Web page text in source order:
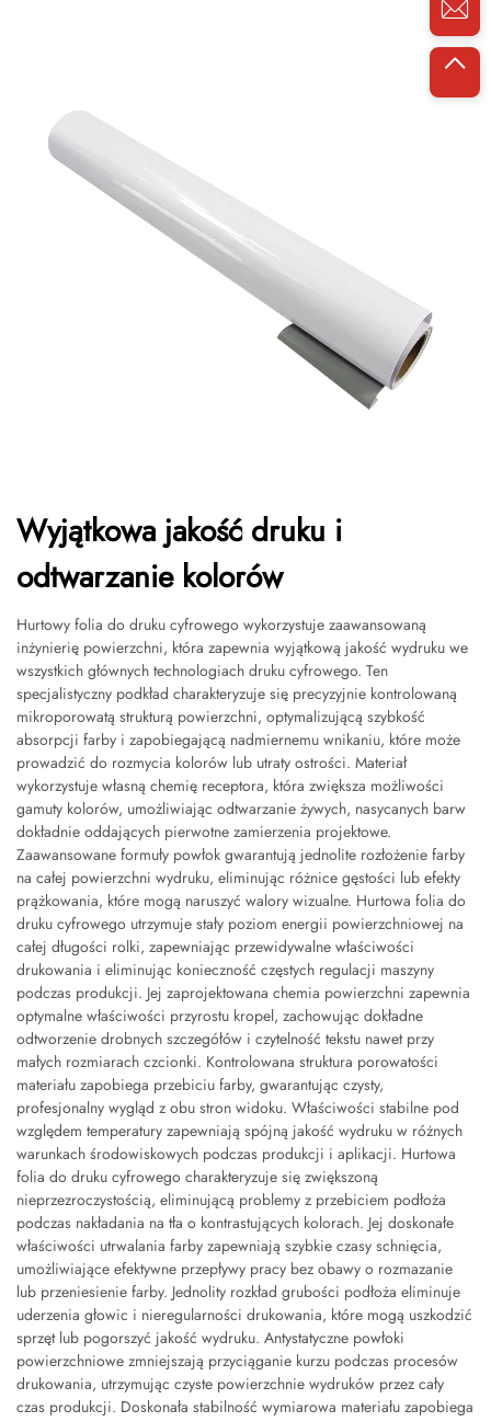
Wyjątkowa jakość druku i
odtwarzanie kolorów
Hurtowy folia do druku cyfrowego wykorzystuje zaawansowaną
inżynierię powierzchni, która zapewnia wyjątkową jakość wydruku we
wszystkich głównych technologiach druku cyfrowego. Ten
specjalistyczny podkład charakteryzuje się precyzyjnie kontrolowaną
mikroporowatą strukturą powierzchni, optymalizującą szybkość
absorpcji farby i zapobiegającą nadmiernemu wnikaniu, które może
prowadzić do rozmycia kolorów lub utraty ostrości. Materiał
wykorzystuje własną chemię receptora, która zwiększa możliwości
gamuty kolorów, umożliwiając odtwarzanie żywych, nasycanych barw
dokładnie oddających pierwotne zamierzenia projektowe.
Zaawansowane formuły powłok gwarantują jednolite rozłożenie farby
na całej powierzchni wydruku, eliminując różnice gęstości lub efekty
prążkowania, które mogą naruszyć walory wizualne. Hurtowa folia do
druku cyfrowego utrzymuje stały poziom energii powierzchniowej na
całej długości rolki, zapewniając przewidywalne właściwości
drukowania i eliminując konieczność częstych regulacji maszyny
podczas produkcji. Jej zaprojektowana chemia powierzchni zapewnia
optymalne właściwości przyrostu kropel, zachowując dokładne
odtworzenie drobnych szczegółów i czytelność tekstu nawet przy
małych rozmiarach czcionki. Kontrolowana struktura porowatości
materiału zapobiega przebiciu farby, gwarantując czysty,
profesjonalny wygląd z obu stron widoku. Właściwości stabilne pod
względem temperatury zapewniają spójną jakość wydruku w różnych
warunkach środowiskowych podczas produkcji i aplikacji. Hurtowa
folia do druku cyfrowego charakteryzuje się zwiększoną
nieprzezroczystością, eliminującą problemy z przebiciem podłoża
podczas nakładania na tła o kontrastujących kolorach. Jej doskonałe
właściwości utrwalania farby zapewniają szybkie czasy schnięcia,
umożliwiające efektywne przepływy pracy bez obawy o rozmazanie
lub przeniesienie farby. Jednolity rozkład grubości podłoża eliminuje
uderzenia głowic i nieregularności drukowania, które mogą uszkodzić
sprzęt lub pogorszyć jakość wydruku. Antystatyczne powłoki
powierzchniowe zmniejszają przyciąganie kurzu podczas procesów
drukowania, utrzymując czyste powierzchnie wydruków przez cały
czas produkcji. Doskonała stabilność wymiarowa materiału zapobiega